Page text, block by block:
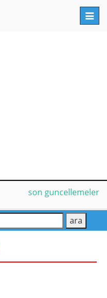
son guncellemeler